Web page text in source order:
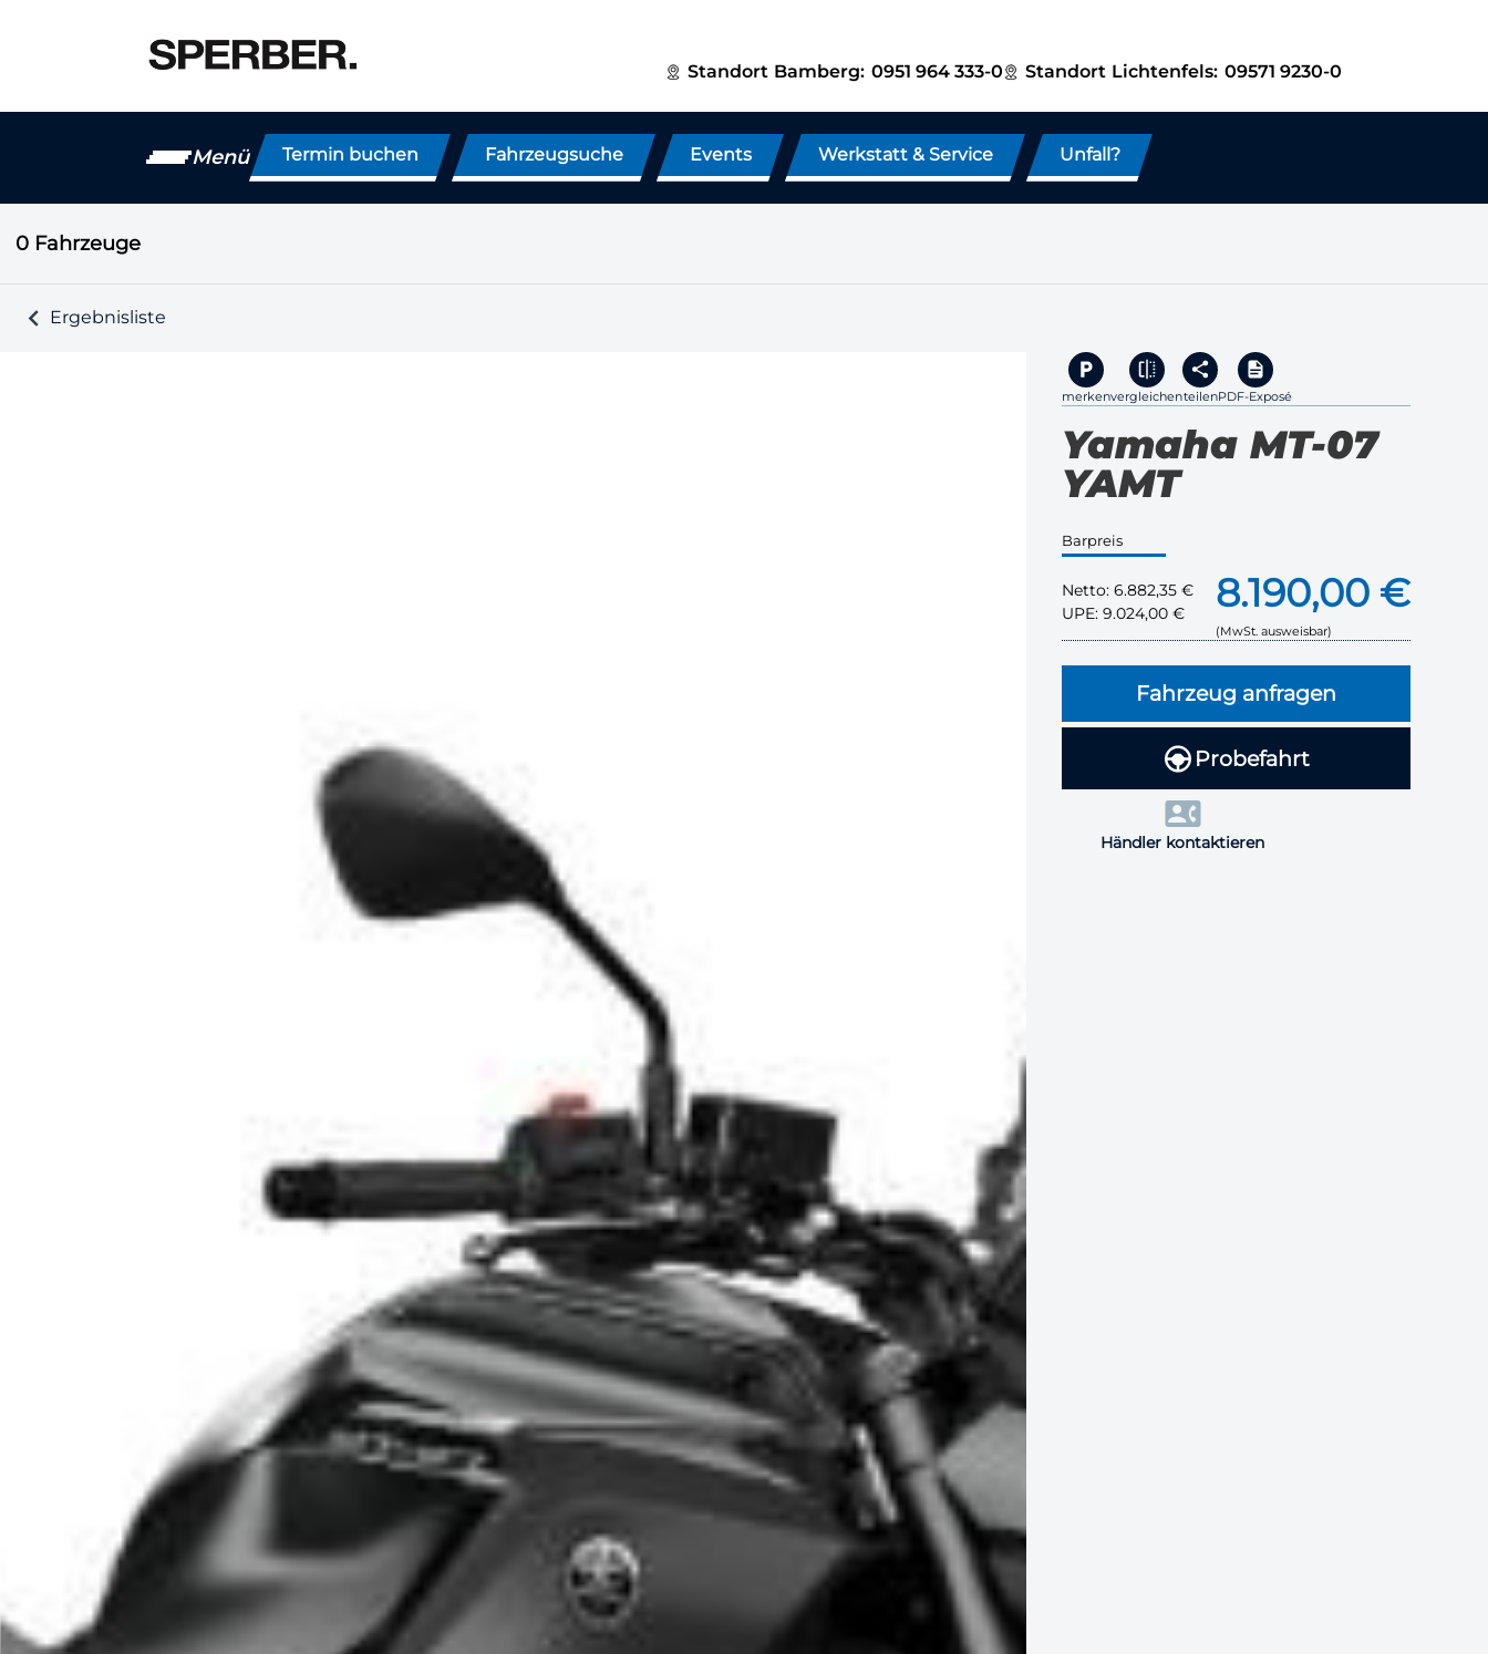
Standort Bamberg: 0951 964 333-0 Standort Lichtenfels: 09571 9230-0
Menü Termin buchen Fahrzeugsuche Events Werkstatt & Service Unfall?
0 Fahrzeuge
Ergebnisliste
merkenvergleichenteilenPDF-Exposé
Yamaha MT-07
YAMT
Barpreis
Netto:6.882,35 €
UPE:9.024,00 € 8.190,00 €
(MwSt. ausweisbar)
Fahrzeug anfragen
Probefahrt
Händler kontaktieren